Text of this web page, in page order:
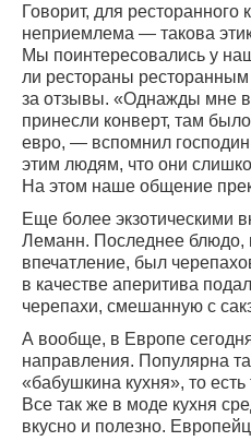
Говорит, для ресторанного
неприемлема — такова
Мы поинтересовались у
ли рестораны ресторанным
за отзывы. «Однажды мне
принесли конверт, там
евро, — вспомнил
этим людям, что они
На этом наше общение
Еще более экзотическими
Леманн. Последнее блюдо,
впечатление, был
в качестве аперитива
черепахи, смешанную с
А вообще, в Европе
направления. Популярна
«бабушкина кухня», то
Все так же в моде кухня
вкусно и полезно.